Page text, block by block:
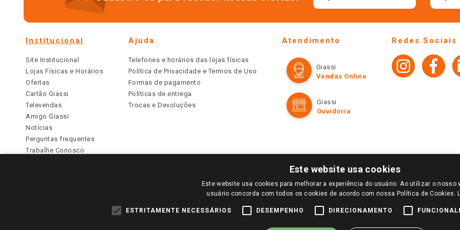
Institucional
Site Institucional
Lojas Físicas e Horários
Ofertas
Cartão Giassi
Televendas
Amigo Giassi
Notícias
Perguntas frequentes
Trabalhe Conosco
Ajuda
Telefones e horários das lojas físicas
Política de Privacidade e Termos de Uso
Formas de pagamento
Políticas de entrega
Trocas e Devoluções
Atendimento
Giassi
Vendas Online
Giassi
Ouvidoria
Redes Sociais
PARA VER OS PREÇOS DA SUA REGIÃO, FAÇA LOGIN E SELECIONE A LOJA DE SUA PREFERÊNCIA. SOMENTE APÓS O LOGIN, OS PREÇOS
TODOS OS PREÇOS E CONDIÇÕES COMERCIAIS DESTE SITE SÃO VÁLIDOS APENAS PARA COMPRAS REALIZADAS NO GIASSI.COM.BR E NA LOJA
DE BUSCAS.
Este website usa cookies
Este website usa cookies para melhorar a experiência do usuário. Ao utilizar o nosso
usuário concorda com todos os cookies de acordo com nossa Política de Cookies.
ESTRITAMENTE NECESSÁRIOS DESEMPENHO DIRECIONAMENTO